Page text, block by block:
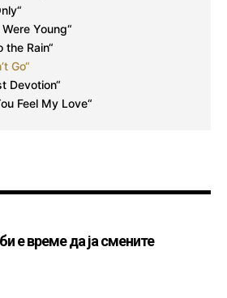
Young“
the Rain“
Go“
Devotion“
Feel My Love“
е време да ја смените